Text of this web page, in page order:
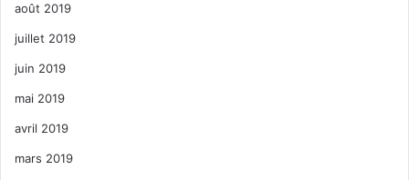
août 2019
juillet 2019
juin 2019
mai 2019
avril 2019
mars 2019